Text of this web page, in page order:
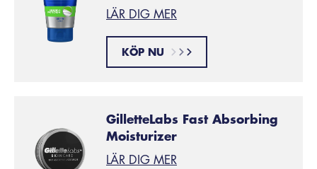
LÄR DIG MER
KÖP NU
GilletteLabs Fast Absorbing
Moisturizer
LÄR DIG MER